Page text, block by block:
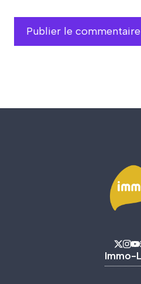
Immo-